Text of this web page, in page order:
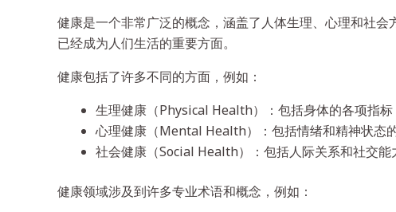
健康是一个非常广泛的概念，涵盖了人体生理、心理和社
已经成为人们生活的重要方面。
健康包括了许多不同的方面，例如：
生理健康（Physical Health）：包括身体的各项指
心理健康（Mental Health）：包括情绪和精神状态
社会健康（Social Health）：包括人际关系和社交能
健康领域涉及到许多专业术语和概念，例如：